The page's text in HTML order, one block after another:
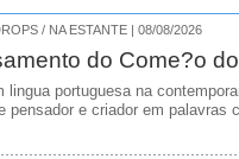
/ NA ESTANTE | 08/08/2026
do Come?o
lingua portuguesa na
pensador e criador em palavras